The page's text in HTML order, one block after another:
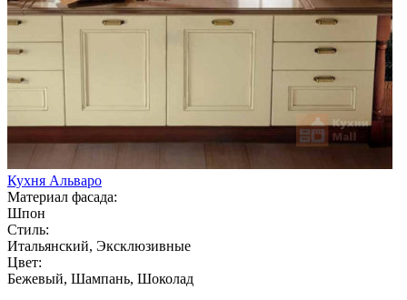
Кухня Альваро
Материал фасада:
Шпон
Стиль:
Итальянский, Эксклюзивные
Цвет:
Бежевый, Шампань, Шоколад